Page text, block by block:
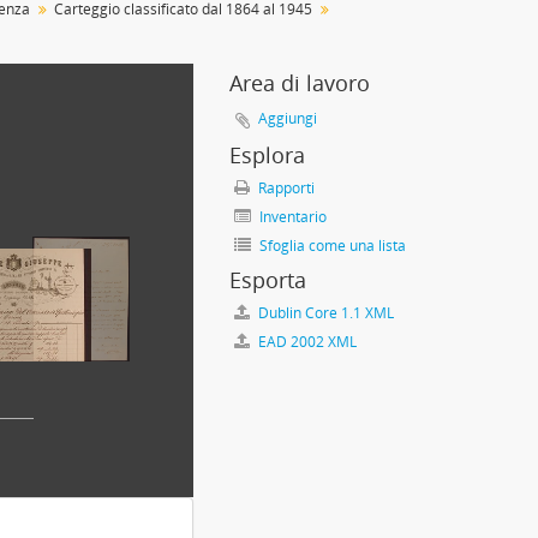
1946
Carteggio classificato dal 1864 al 1945
Area di lavoro
Aggiungi
Esplora
Rapporti
Inventario
Sfoglia come una lista
Esporta
Dublin Core 1.1 XML
EAD 2002 XML